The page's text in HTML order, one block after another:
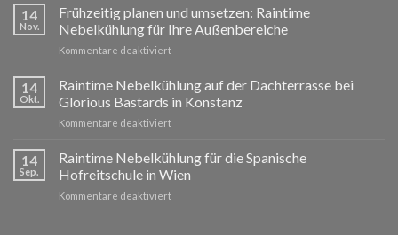
Weihnachten
ein
erfolgreiches
Jahr!
14
Nov.
Frühzeitig planen und umsetzen: Raintime
Nebelkühlung für Ihre Außenbereiche
Kommentare deaktiviertfür
planen
umsetzen:
Raintime
für
Ihre
14
Okt.
Raintime Nebelkühlung auf der Dachterrasse bei
Glorious Bastards in Konstanz
Kommentare deaktiviertfür
Nebelkühlung
der
Dachterrasse
14
Sep.
Raintime Nebelkühlung für die Spanische
Hofreitschule in Wien
Kommentare deaktiviertfür